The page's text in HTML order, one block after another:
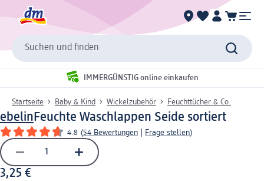
Suchen und finden
IMMERGÜNSTIG online einkaufen
Startseite Baby & Kind Wickelzubehör Feuchttücher & Co.
ebelinFeuchte Waschlappen Seide sortiert
4.8 (54 Bewertungen Frage stellen)
3,25 €